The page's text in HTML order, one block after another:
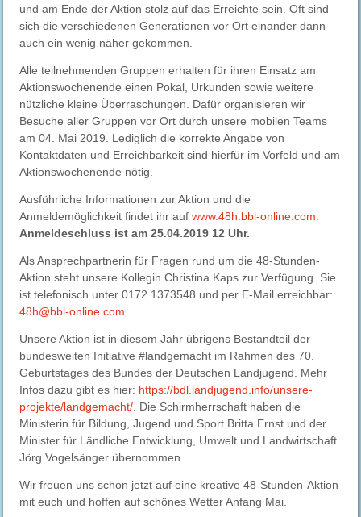
und am Ende der Aktion stolz auf das Erreichte sein. Oft sind
sich die verschiedenen Generationen vor Ort einander dann
auch ein wenig näher gekommen.
Alle teilnehmenden Gruppen erhalten für ihren Einsatz am
Aktionswochenende einen Pokal, Urkunden sowie weitere
nützliche kleine Überraschungen. Dafür organisieren wir
Besuche aller Gruppen vor Ort durch unsere mobilen Teams
am 04. Mai 2019. Lediglich die korrekte Angabe von
Kontaktdaten und Erreichbarkeit sind hierfür im Vorfeld und am
Aktionswochenende nötig.
Ausführliche Informationen zur Aktion und die
Anmeldemöglichkeit findet ihr aufwww.48h.bbl-online.com.
Anmeldeschluss ist am 25.04.2019 12 Uhr.
Als Ansprechpartnerin für Fragen rund um die 48-Stunden-
Aktion steht unsere Kollegin Christina Kaps zur Verfügung. Sie
ist telefonisch unter 0172.1373548 und per E-Mail erreichbar:
48h@bbl-online.com.
Unsere Aktion ist in diesem Jahr übrigens Bestandteil der
bundesweiten Initiative #landgemacht im Rahmen des 70.
Geburtstages des Bundes der Deutschen Landjugend. Mehr
Infos dazu gibt es hier: https://bdl.landjugend.info/unsere-
projekte/landgemacht/. Die Schirmherrschaft haben die
Ministerin für Bildung, Jugend und Sport Britta Ernst und der
Minister für Ländliche Entwicklung, Umwelt und Landwirtschaft
Jörg Vogelsänger übernommen.
Wir freuen uns schon jetzt auf eine kreative 48-Stunden-Aktion
mit euch und hoffen auf schönes Wetter Anfang Mai.